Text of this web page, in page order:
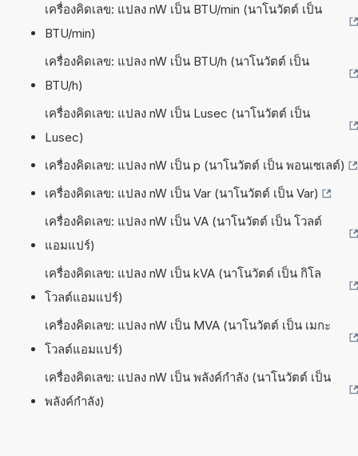
เครื่องคิดเลข: แปลง nW เป็น BTU/min (นาโนวัตต์ เป็น
BTU/min)
เครื่องคิดเลข: แปลง nW เป็น BTU/h (นาโนวัตต์ เป็น
BTU/h)
เครื่องคิดเลข: แปลง nW เป็น Lusec (นาโนวัตต์ เป็น
Lusec)
เครื่องคิดเลข: แปลง nW เป็น p (นาโนวัตต์ เป็น พอนเซเลต์)
เครื่องคิดเลข: แปลง nW เป็น Var (นาโนวัตต์ เป็น Var)
เครื่องคิดเลข: แปลง nW เป็น VA (นาโนวัตต์ เป็น โวลต์
แอมแปร์)
เครื่องคิดเลข: แปลง nW เป็น kVA (นาโนวัตต์ เป็น กิโล
โวลต์แอมแปร์)
เครื่องคิดเลข: แปลง nW เป็น MVA (นาโนวัตต์ เป็น เมกะ
โวลต์แอมแปร์)
เครื่องคิดเลข: แปลง nW เป็น พลังค์กำลัง (นาโนวัตต์ เป็น
พลังค์กำลัง)